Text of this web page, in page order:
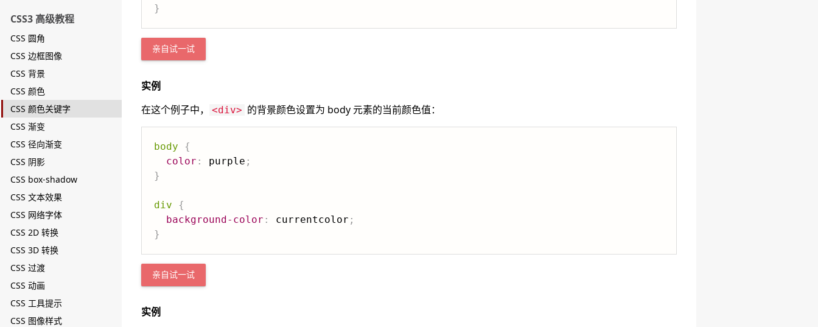
CSS3 高级教程
CSS 圆角
CSS 边框图像
CSS 背景
CSS 颜色
CSS 颜色关键字
CSS 渐变
CSS 径向渐变
CSS 阴影
CSS box-shadow
CSS 文本效果
CSS 网络字体
CSS 2D 转换
CSS 3D 转换
CSS 过渡
CSS 动画
CSS 工具提示
CSS 图像样式
}
亲自试一试
实例
在这个例子中，
<div> 的背景颜色设置为 body 元素的当前颜色值：
body
{
color : purple ;
}
div
{
background-color : currentcolor ;
}
亲自试一试
实例